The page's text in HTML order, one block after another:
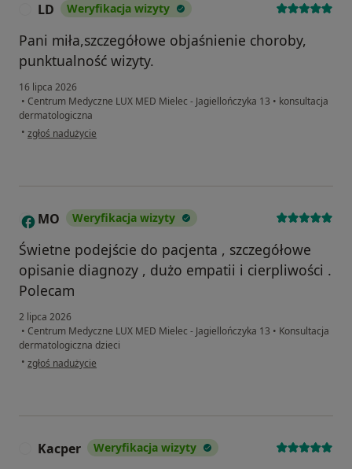
LD Weryfikacja wizyty
Pani miła,szczegółowe objaśnienie choroby,
punktualność wizyty.
16 lipca 2026
• Centrum Medyczne LUX MED Mielec - Jagiellończyka 13 • konsultacja
dermatologiczna
• w opinii użytkownika LD
zgłoś nadużycie
M MO Weryfikacja wizyty
Świetne podejście do pacjenta , szczegółowe
opisanie diagnozy , dużo empatii i cierpliwości .
Polecam
2 lipca 2026
• Centrum Medyczne LUX MED Mielec - Jagiellończyka 13 • Konsultacja
dermatologiczna dzieci
• w opinii użytkownika MO
zgłoś nadużycie
Kacper Weryfikacja wizyty